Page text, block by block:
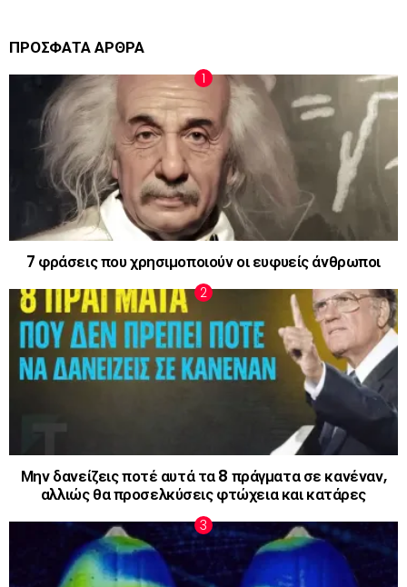
ΠΡΟΣΦΑΤΑ ΑΡΘΡΑ
7 φράσεις που χρησιμοποιούν οι ευφυείς άνθρωποι
Μην δανείζεις ποτέ αυτά τα 8 πράγματα σε κανέναν,
αλλιώς θα προσελκύσεις φτώχεια και κατάρες